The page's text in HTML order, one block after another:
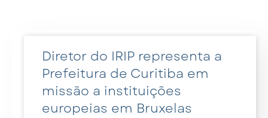
Diretor do IRIP representa a
Prefeitura de Curitiba em
missão a instituições
europeias em Bruxelas